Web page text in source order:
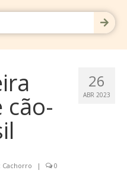
26
ABR 2023
cão-
Cachorro | 0